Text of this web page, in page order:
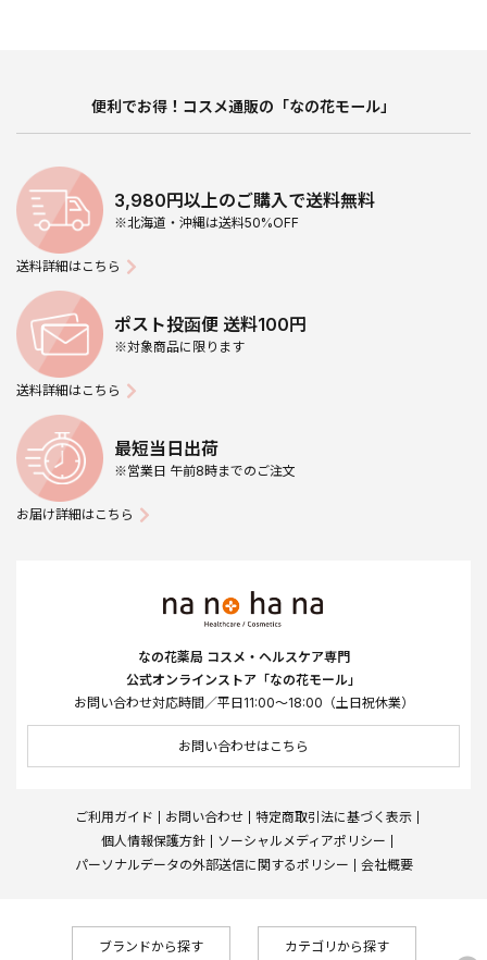
便利でお得！コスメ通販の「なの花モール」
3,980円以上のご購入で送料無料
※北海道・沖縄は送料50%OFF
送料詳細はこちら
ポスト投函便 送料100円
※対象商品に限ります
送料詳細はこちら
最短当日出荷
※営業日 午前8時までのご注文
お届け詳細はこちら
なの花薬局 コスメ・ヘルスケア専門
公式オンラインストア「なの花モール」
お問い合わせ対応時間／平日11:00～18:00（土日祝休業）
お問い合わせはこちら
ご利用ガイド お問い合わせ
特定商取引法に基づく表示
個人情報保護方針
ソーシャルメディアポリシー
パーソナルデータの外部送信に関するポリシー
会社概要
ブランドから探す カテゴリから探す